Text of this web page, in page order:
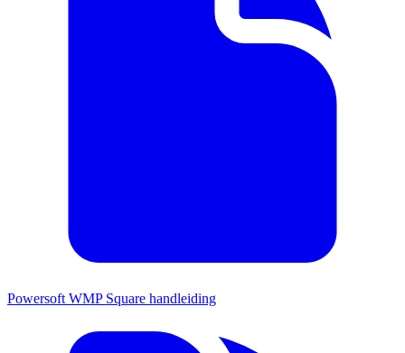
Powersoft WMP Square handleiding